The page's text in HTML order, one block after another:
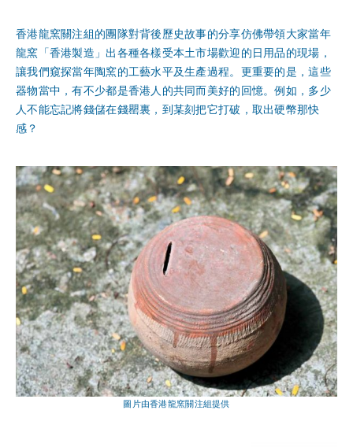
香港龍窯關注組的團隊對背後歷史故事的分享仿佛帶領大家當年
龍窯「香港製造」出各種各樣受本土市場歡迎的日用品的現場，
讓我們窺探當年陶窯的工藝水平及生產過程。更重要的是，這些
器物當中，有不少都是香港人的共同而美好的回憶。例如，多少
人不能忘記將錢儲在錢罌裏，到某刻把它打破，取出硬幣那快
感？
圖片由香港龍窯關注組提供